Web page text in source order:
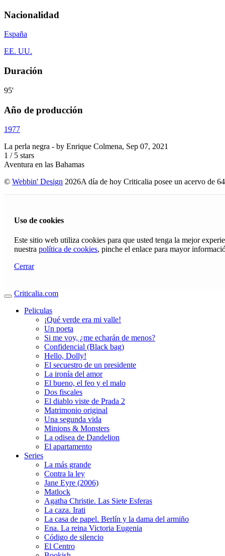
Nacionalidad
España
EE. UU.
Duración
95'
Año de producción
1977
La perla negra - by Enrique Colmena, Sep 07, 2021
1 / 5 stars
Aventura en las Bahamas
© Webbin' Design 2026A día de hoy Criticalia posee un acervo de
Uso de cookies
Este sitio web utiliza cookies para que usted tenga la mejor
nuestra política de cookies, pinche el enlace para mayor
Cerrar
Criticalia.com
Peliculas
¡Qué verde era mi valle!
Un poeta
Si me voy, ¿me echarán de menos?
Confidencial (Black bag)
Hello, Dolly!
El secuestro de un presidente
La ironía del amor
El bueno, el feo y el malo
Dos fiscales
El diablo viste de Prada 2
Matrimonio original
Una segunda vida
Minions & Monsters
La odisea de Dandelion
El apartamento
Series
La más grande
Contra la ley
Jane Eyre (2006)
Matlock
Agatha Christie. Las Siete Esferas
La caza. Irati
La casa de papel. Berlín y la dama del armiño
Ena. La reina Victoria Eugenia
Código de silencio
El Centro